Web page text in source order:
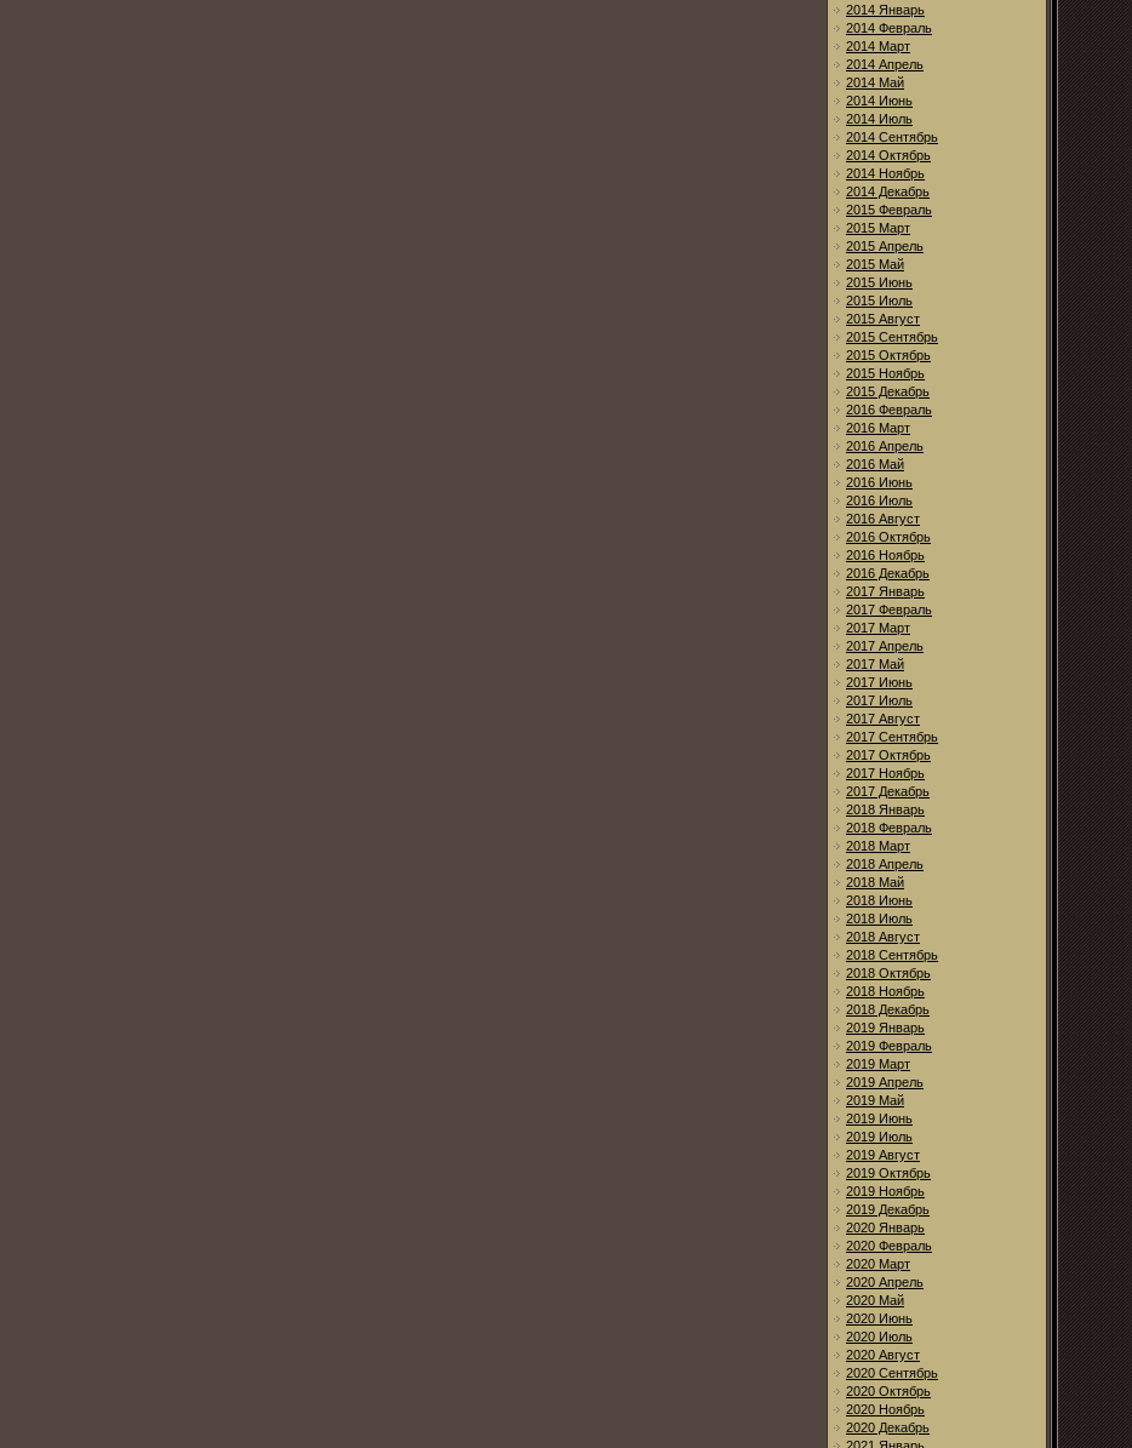
2014 Январь
2014 Февраль
2014 Март
2014 Апрель
2014 Май
2014 Июнь
2014 Июль
2014 Сентябрь
2014 Октябрь
2014 Ноябрь
2014 Декабрь
2015 Февраль
2015 Март
2015 Апрель
2015 Май
2015 Июнь
2015 Июль
2015 Август
2015 Сентябрь
2015 Октябрь
2015 Ноябрь
2015 Декабрь
2016 Февраль
2016 Март
2016 Апрель
2016 Май
2016 Июнь
2016 Июль
2016 Август
2016 Октябрь
2016 Ноябрь
2016 Декабрь
2017 Январь
2017 Февраль
2017 Март
2017 Апрель
2017 Май
2017 Июнь
2017 Июль
2017 Август
2017 Сентябрь
2017 Октябрь
2017 Ноябрь
2017 Декабрь
2018 Январь
2018 Февраль
2018 Март
2018 Апрель
2018 Май
2018 Июнь
2018 Июль
2018 Август
2018 Сентябрь
2018 Октябрь
2018 Ноябрь
2018 Декабрь
2019 Январь
2019 Февраль
2019 Март
2019 Апрель
2019 Май
2019 Июнь
2019 Июль
2019 Август
2019 Октябрь
2019 Ноябрь
2019 Декабрь
2020 Январь
2020 Февраль
2020 Март
2020 Апрель
2020 Май
2020 Июнь
2020 Июль
2020 Август
2020 Сентябрь
2020 Октябрь
2020 Ноябрь
2020 Декабрь